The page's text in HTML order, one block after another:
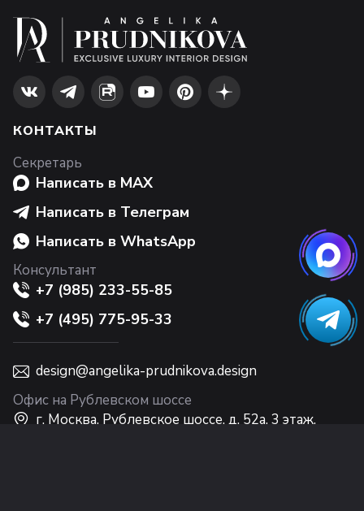
КОНТАКТЫ
Секретарь
Написать в MAX
Написать в Телеграм
Написать в WhatsApp
Консультант
+7 (985) 233-55-85
+7 (495) 775-95-33
design@angelika-prudnikova.design
Офис на Рублевском шоссе
г. Москва, Рублевское шоссе, д. 52а, 3 этаж,